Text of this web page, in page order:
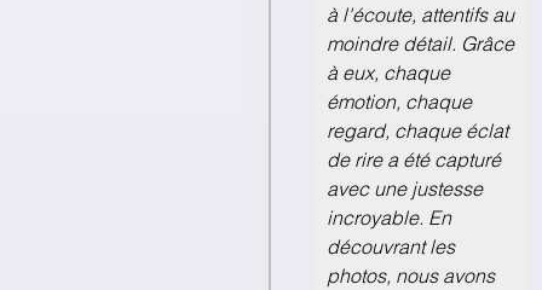
à l'écoute, attentifs au
moindre détail. Grâce
à eux, chaque
émotion, chaque
regard, chaque éclat
de rire a été capturé
avec une justesse
incroyable. En
découvrant les
photos, nous avons